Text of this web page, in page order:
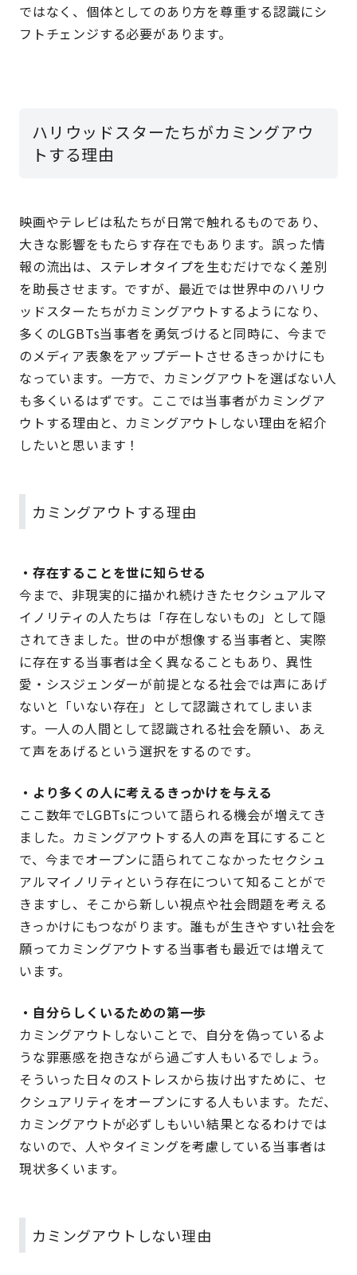
ではなく、個体としてのあり方を尊重する認識にシ
フトチェンジする必要があります。
ハリウッドスターたちがカミングアウ
トする理由
映画やテレビは私たちが日常で触れるものであり、
大きな影響をもたらす存在でもあります。誤った情
報の流出は、ステレオタイプを生むだけでなく差別
を助長させます。ですが、最近では世界中のハリウ
ッドスターたちがカミングアウトするようになり、
多くのLGBTs当事者を勇気づけると同時に、今まで
のメディア表象をアップデートさせるきっかけにも
なっています。一方で、カミングアウトを選ばない人
も多くいるはずです。ここでは当事者がカミングア
ウトする理由と、カミングアウトしない理由を紹介
したいと思います！
カミングアウトする理由
・存在することを世に知らせる
今まで、非現実的に描かれ続けきたセクシュアルマ
イノリティの人たちは「存在しないもの」として隠
されてきました。世の中が想像する当事者と、実際
に存在する当事者は全く異なることもあり、異性
愛・シスジェンダーが前提となる社会では声にあげ
ないと「いない存在」として認識されてしまいま
す。一人の人間として認識される社会を願い、あえ
て声をあげるという選択をするのです。
・より多くの人に考えるきっかけを与える
ここ数年でLGBTsについて語られる機会が増えてき
ました。カミングアウトする人の声を耳にすること
で、今までオープンに語られてこなかったセクシュ
アルマイノリティという存在について知ることがで
きますし、そこから新しい視点や社会問題を考える
きっかけにもつながります。誰もが生きやすい社会を
願ってカミングアウトする当事者も最近では増えて
います。
・自分らしくいるための第一歩
カミングアウトしないことで、自分を偽っているよ
うな罪悪感を抱きながら過ごす人もいるでしょう。
そういった日々のストレスから抜け出すために、セ
クシュアリティをオープンにする人もいます。ただ、
カミングアウトが必ずしもいい結果となるわけでは
ないので、人やタイミングを考慮している当事者は
現状多くいます。
カミングアウトしない理由